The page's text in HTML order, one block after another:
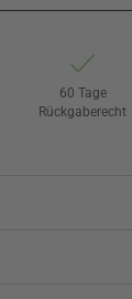
60 Tage
Rückgaberecht